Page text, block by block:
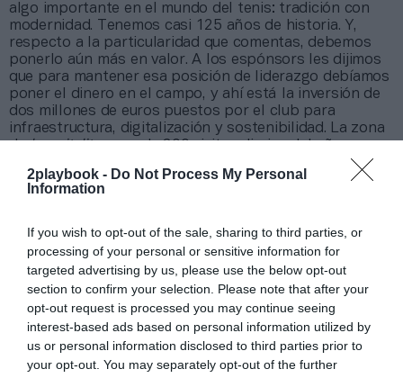
2playbook - Do Not Process My Personal
Information
If you wish to opt-out of the sale, sharing to third parties, or
processing of your personal or sensitive information for
targeted advertising by us, please use the below opt-out
section to confirm your selection. Please note that after your
opt-out request is processed you may continue seeing
interest-based ads based on personal information utilized by
us or personal information disclosed to third parties prior to
your opt-out. You may separately opt-out of the further
algo importante en el mundo del tenis: tradición con
modernidad. Tenemos casi 125 años de historia. Y,
respecto a la particularidad que comentas, debemos
ponerlo aún más en valor. A los espónsors les dijimos
que para mantener esa posición de liderazgo debíamos
poner el dinero en el campo, y ahí está la inversión de
dos millones de euros puestos por el club para
infraestructura, digitalización y sostenibilidad. La zona
pasado a 700; debíamos elevar la inversión para no
perder ese componente de exclusividad.
Teníamos el objetivo de abrir el torneo de manera
más activa a Barcelona y a los clubes de tenis de
Cataluña. Hemos hecho un tour del trofeo, acciones de
minitenis con el Ayuntamiento… Pero lo novedoso es el
Godó sub’14 masculino. Participaron más de 256
jugadores en la fase final que, sumado a las familias,
alcanzó a más de 1.000 personas. Hemos desplazado a
jugadores profesionales a los distintos torneos del a